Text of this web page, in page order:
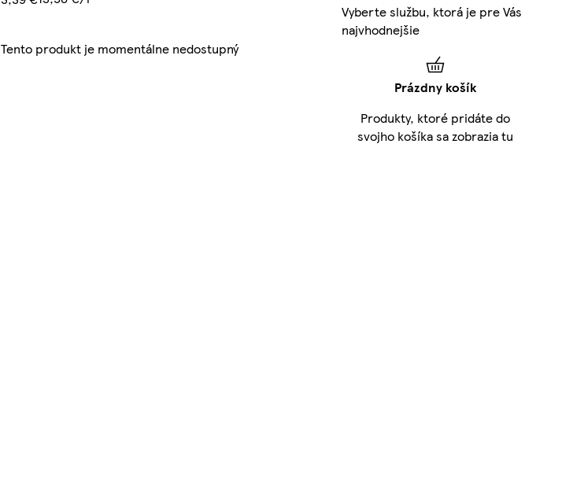
Tento produkt je momentálne nedostupný
Vyberte službu, ktorá je pre Vás
najvhodnejšie
Prázdny košík
Produkty, ktoré pridáte do
svojho košíka sa zobrazia tu